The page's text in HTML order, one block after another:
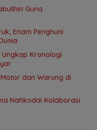
Guna
Enam Penghuni
Ungkap Kronologi
dan Warung di
Nahkodai Kolaborasi